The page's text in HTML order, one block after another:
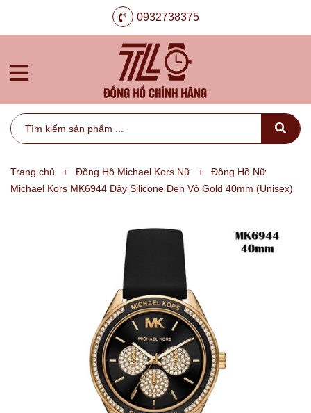
0932738375
Trang chủ + Đồng Hồ Michael Kors Nữ +
Đồng Hồ Nữ
Michael Kors MK6944 Dây Silicone Đen Vỏ Gold 40mm (Unisex)